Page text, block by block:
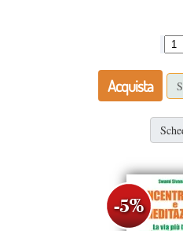
Acquista